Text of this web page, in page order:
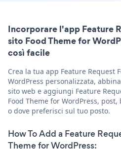
Incorporare l'app Feature
sito Food Theme for
così facile
Crea la tua app Feature Request
WordPress personalizzata,
sito web e aggiungi Feature
Food Theme for WordPress,
o dove preferisci sul tuo posto.
How To Add a Feature
Theme for WordPress: